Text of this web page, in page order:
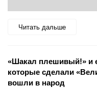
Читать дальше
«Шакал плешивый!» и
которые сделали
вошли в народ